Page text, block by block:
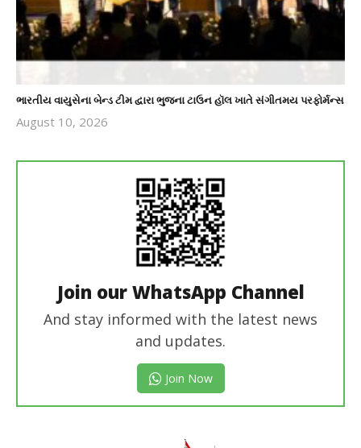
ભારતીય વાયુસેના બેન્ડ ટીમ દ્વારા ભુજના ટાઉન હૉલ ખાતે સંગીતમય પરફોર્મન્સ
August 10, 2026
Join our WhatsApp Channel
And stay informed with the latest news
and updates.
Join Now